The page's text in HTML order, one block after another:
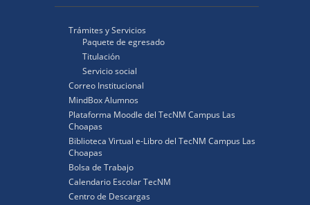
Trámites y Servicios
Paquete de egresado
Titulación
Servicio social
Correo Institucional
MindBox Alumnos
Plataforma Moodle del TecNM Campus Las
Choapas
Biblioteca Virtual e-Libro del TecNM Campus Las
Choapas
Bolsa de Trabajo
Calendario Escolar TecNM
Centro de Descargas